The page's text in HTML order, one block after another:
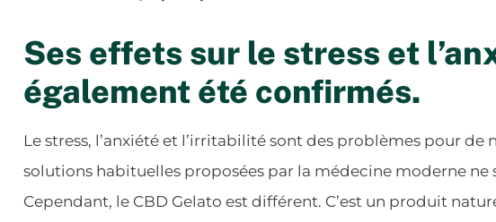
Ses effets sur le stress et
également été confirmés.
Le stress, l’anxiété et l’irritabilité sont des problèmes pour de
solutions habituelles proposées par la médecine moderne ne
Cependant, le CBD Gelato est différent. C’est un produit